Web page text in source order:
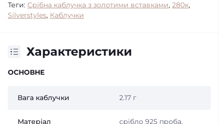
Теги: Срібна каблучка з золотими вставками, 280к,
Silverstyles, Каблучки
Характеристики
ОСНОВНЕ
Вага каблучки 2.17 г
Матеріал срібло 925 проба,